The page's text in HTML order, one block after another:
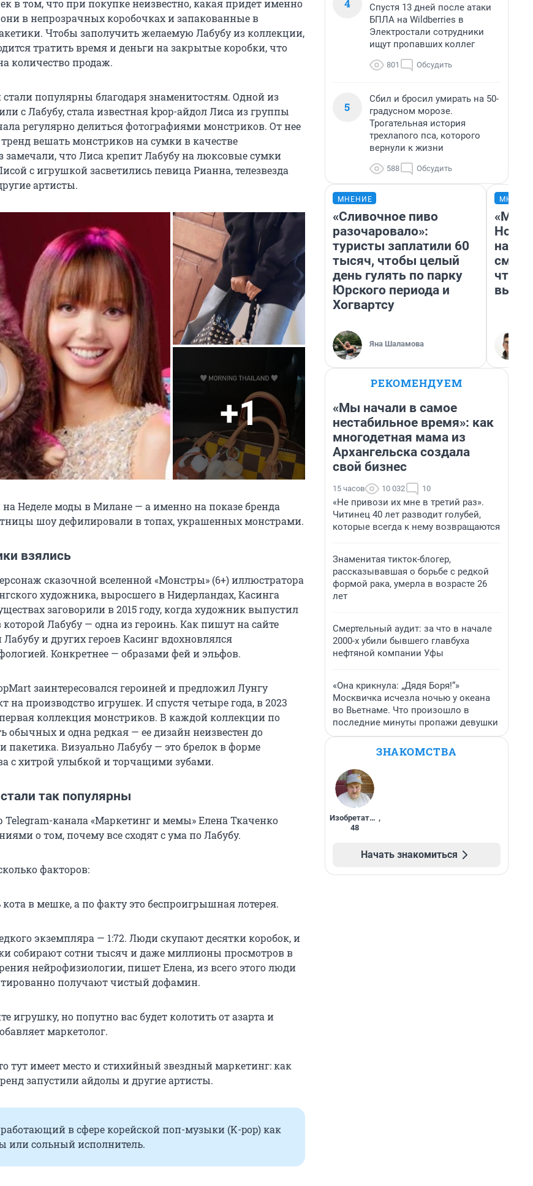
в том, что при покупке неизвестно, какая придет именно
в непрозрачных коробочках и запакованные в
Чтобы заполучить желаемую Лабубу из коллекции,
тратить время и деньги на закрытые коробки, что
количество продаж.
популярны благодаря знаменитостям. Одной из
с Лабубу, стала известная kpop-айдол Лиса из группы
регулярно делиться фотографиями монстриков. От нее
вешать монстриков на сумки в качестве
замечали, что Лиса крепит Лабубу на люксовые сумки
с игрушкой засветились певица Рианна, телезвезда
артисты.
+1
Неделе моды в Милане — а именно на показе бренда
шоу дефилировали в топах, украшенных монстрами.
взялись
сказочной вселенной «Монстры» (6+) иллюстратора
художника, выросшего в Нидерландах, Касинга
заговорили в 2015 году, когда художник выпустил
Лабубу — одна из героинь. Как пишут на сайте
и других героев Касинг вдохновлялся
Конкретнее — образами фей и эльфов.
заинтересовался героиней и предложил Лунгу
на производство игрушек. И спустя четыре года, в 2023
коллекция монстриков. В каждой коллекции по
обычных и одна редкая — ее дизайн неизвестен до
пакетика. Визуально Лабубу — это брелок в форме
с хитрой улыбкой и торчащими зубами.
так популярны
Telegram-канала «Маркетинг и мемы» Елена Ткаченко
о том, почему все сходят с ума по Лабубу.
факторов:
в мешке, а по факту это беспроигрышная лотерея.
экземпляра — 1:72. Люди скупают десятки коробок, и
собирают сотни тысяч и даже миллионы просмотров в
нейрофизиологии, пишет Елена, из всего этого люди
получают чистый дофамин.
игрушку, но попутно вас будет колотить от азарта и
маркетолог.
тут имеет место и стихийный звездный маркетинг: как
запустили айдолы и другие артисты.
в сфере корейской поп-музыки (K-pop) как
или сольный исполнитель.
4
Спустя 13 дней после атаки
БПЛА на Wildberries в
Электростали сотрудники
ищут пропавших коллег
801 Обсудить
5
Сбил и бросил умирать на 50-
градусном морозе.
Трогательная история
трехлапого пса, которого
вернули к жизни
588 Обсудить
МНЕНИЕ
«Сливочное пиво
разочаровало»:
туристы заплатили 60
тысяч, чтобы целый
день гулять по парку
Юрского периода и
Хогвартсу
Яна Шаламова
«Мы
РЕКОМЕНДУЕМ
«Мы начали в самое
нестабильное время»: как
многодетная мама из
Архангельска создала
свой бизнес
15 часов 10 032 10
«Не привози их мне в третий раз».
Читинец 40 лет разводит голубей,
которые всегда к нему возвращаются
Знаменитая тикток-блогер,
рассказывавшая о борьбе с редкой
формой рака, умерла в возрасте 26
лет
Смертельный аудит: за что в начале
2000-х убили бывшего главбуха
нефтяной компании Уфы
«Она крикнула: „Дядя Боря!“»
Москвичка исчезла ночью у океана
во Вьетнаме. Что произошло в
последние минуты пропажи девушки
ЗНАКОМСТВА
Изобретатель ,
48
Начать знакомиться